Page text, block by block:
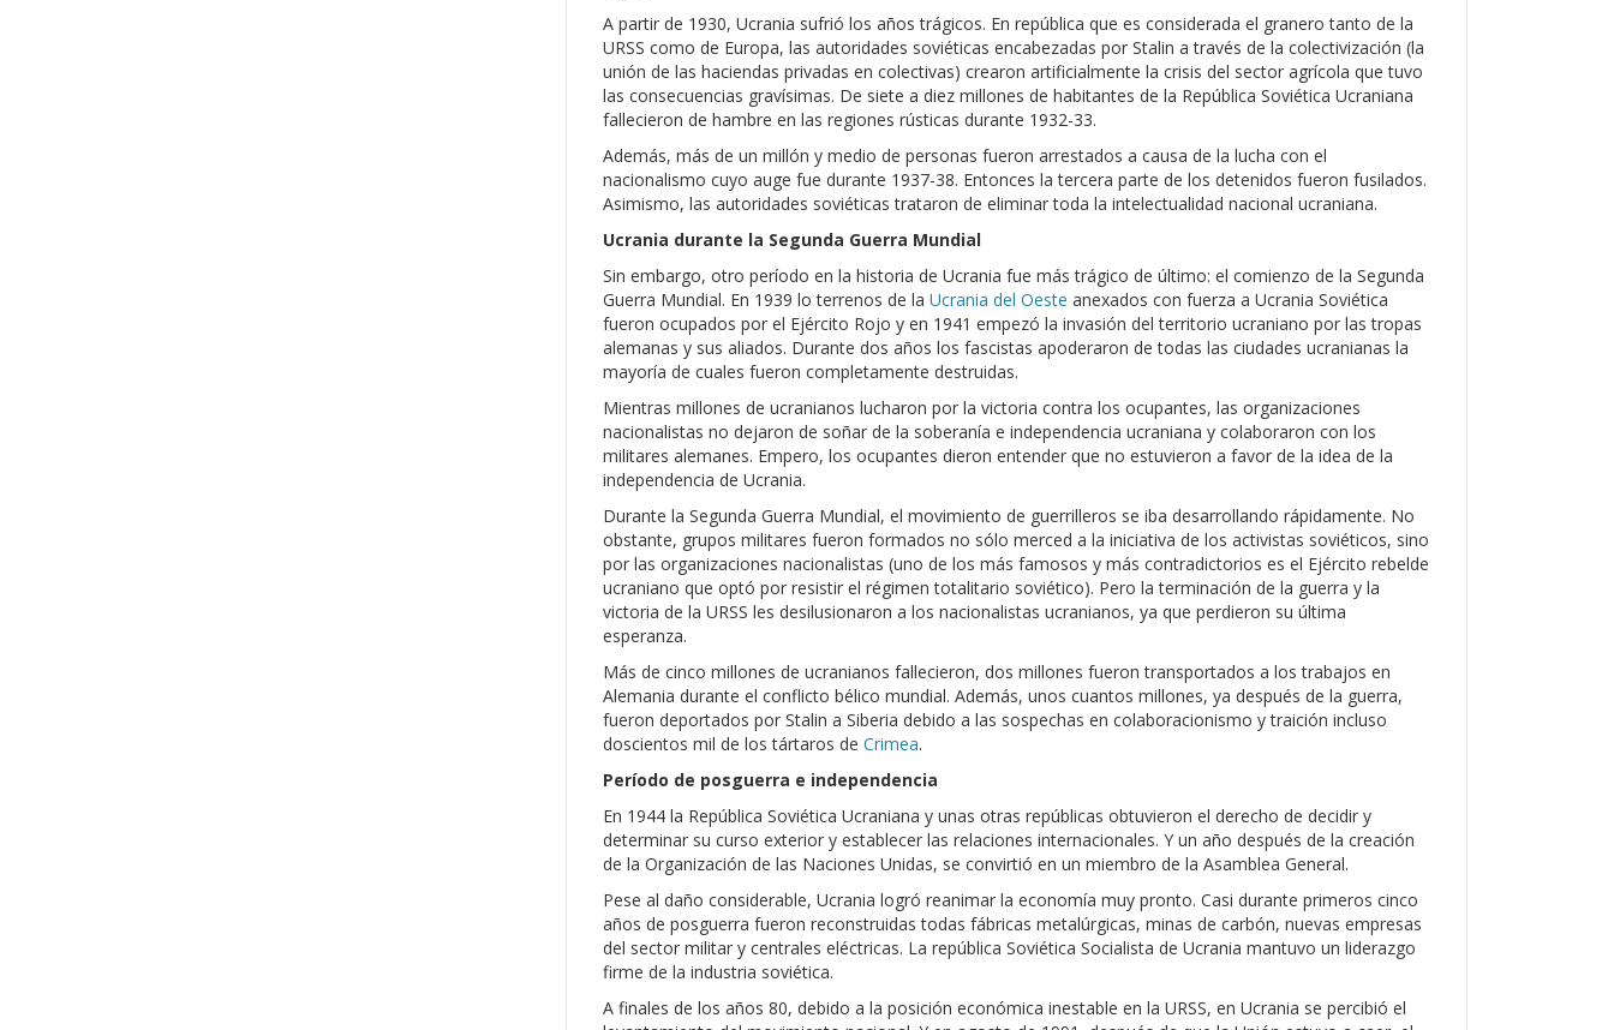
A partir de 1930, Ucrania sufrió los años trágicos. En república que es considerada el granero tanto de la
URSS como de Europa, las autoridades soviéticas encabezadas por Stalin a través de la colectivización (la
unión de las haciendas privadas en colectivas) crearon artificialmente la crisis del sector agrícola que tuvo
las consecuencias gravísimas. De siete a diez millones de habitantes de la República Soviética Ucraniana
fallecieron de hambre en las regiones rústicas durante 1932-33.
Además, más de un millón y medio de personas fueron arrestados a causa de la lucha con el
nacionalismo cuyo auge fue durante 1937-38. Entonces la tercera parte de los detenidos fueron fusilados.
Asimismo, las autoridades soviéticas trataron de eliminar toda la intelectualidad nacional ucraniana.
Ucrania durante la Segunda Guerra Mundial
Sin embargo, otro período en la historia de Ucrania fue más trágico de último: el comienzo de la Segunda
Guerra Mundial. En 1939 lo terrenos de la Ucrania del Oeste anexados con fuerza a Ucrania Soviética
fueron ocupados por el Ejército Rojo y en 1941 empezó la invasión del territorio ucraniano por las tropas
alemanas y sus aliados. Durante dos años los fascistas apoderaron de todas las ciudades ucranianas la
mayoría de cuales fueron completamente destruidas.
Mientras millones de ucranianos lucharon por la victoria contra los ocupantes, las organizaciones
nacionalistas no dejaron de soñar de la soberanía e independencia ucraniana y colaboraron con los
militares alemanes. Empero, los ocupantes dieron entender que no estuvieron a favor de la idea de la
independencia de Ucrania.
Durante la Segunda Guerra Mundial, el movimiento de guerrilleros se iba desarrollando rápidamente. No
obstante, grupos militares fueron formados no sólo merced a la iniciativa de los activistas soviéticos, sino
por las organizaciones nacionalistas (uno de los más famosos y más contradictorios es el Ejército rebelde
ucraniano que optó por resistir el régimen totalitario soviético). Pero la terminación de la guerra y la
victoria de la URSS les desilusionaron a los nacionalistas ucranianos, ya que perdieron su última
esperanza.
Más de cinco millones de ucranianos fallecieron, dos millones fueron transportados a los trabajos en
Alemania durante el conflicto bélico mundial. Además, unos cuantos millones, ya después de la guerra,
fueron deportados por Stalin a Siberia debido a las sospechas en colaboracionismo y traición incluso
doscientos mil de los tártaros de Crimea.
Período de posguerra e independencia
En 1944 la República Soviética Ucraniana y unas otras repúblicas obtuvieron el derecho de decidir y
determinar su curso exterior y establecer las relaciones internacionales. Y un año después de la creación
de la Organización de las Naciones Unidas, se convirtió en un miembro de la Asamblea General.
Pese al daño considerable, Ucrania logró reanimar la economía muy pronto. Casi durante primeros cinco
años de posguerra fueron reconstruidas todas fábricas metalúrgicas, minas de carbón, nuevas empresas
del sector militar y centrales eléctricas. La república Soviética Socialista de Ucrania mantuvo un liderazgo
firme de la industria soviética.
A finales de los años 80, debido a la posición económica inestable en la URSS, en Ucrania se percibió el